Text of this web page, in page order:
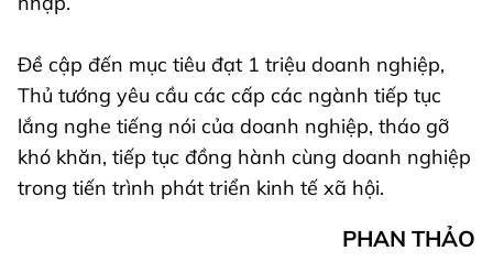
Đề cập đến mục tiêu đạt 1 triệu doanh nghiệp,
Thủ tướng yêu cầu các cấp các ngành tiếp tục
lắng nghe tiếng nói của doanh nghiệp, tháo gỡ
khó khăn, tiếp tục đồng hành cùng doanh nghiệp
trong tiến trình phát triển kinh tế xã hội.
PHAN THẢO